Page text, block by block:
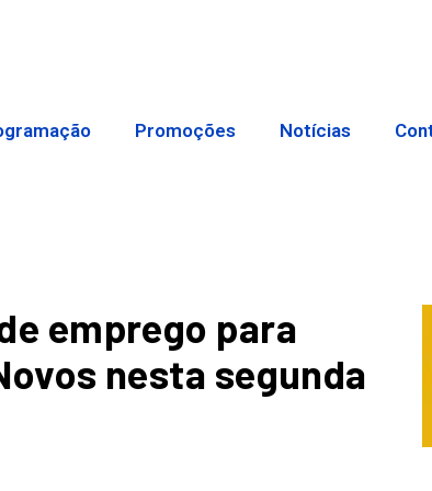
Promoções Notícias
emprego para
nesta segunda